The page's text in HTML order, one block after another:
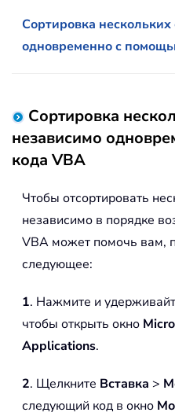
Сортировка
одновременно с
Сортировка
независимо
кода VBA
Чтобы отсортировать
независимо в порядке
VBA может помочь вам,
следующее:
1. Нажмите и
чтобы открыть окно
Applications.
2. Щелкните Вставка >
следующий код в окно